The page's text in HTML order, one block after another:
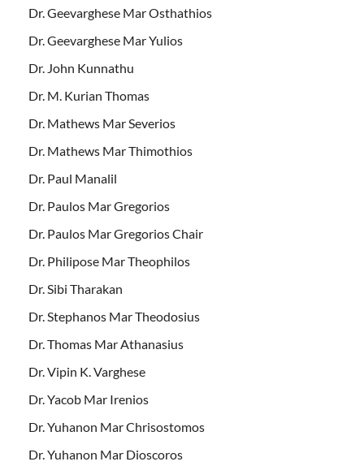
Dr. Geevarghese Mar Osthathios
Dr. Geevarghese Mar Yulios
Dr. John Kunnathu
Dr. M. Kurian Thomas
Dr. Mathews Mar Severios
Dr. Mathews Mar Thimothios
Dr. Paul Manalil
Dr. Paulos Mar Gregorios
Dr. Paulos Mar Gregorios Chair
Dr. Philipose Mar Theophilos
Dr. Sibi Tharakan
Dr. Stephanos Mar Theodosius
Dr. Thomas Mar Athanasius
Dr. Vipin K. Varghese
Dr. Yacob Mar Irenios
Dr. Yuhanon Mar Chrisostomos
Dr. Yuhanon Mar Dioscoros